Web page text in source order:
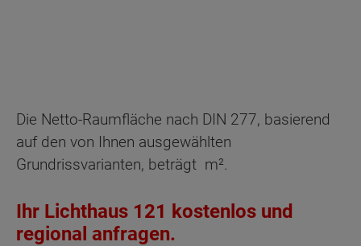
Die Netto-Raumfläche nach DIN 277, basierend
auf den von Ihnen ausgewählten
Grundrissvarianten, beträgt m².
Ihr Lichthaus 121 kostenlos und
regional anfragen.